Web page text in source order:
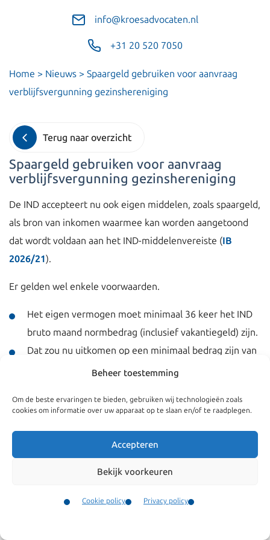
Beheer toestemming
Om de beste ervaringen te bieden, gebruiken wij technologieën zoals
cookies om informatie over uw apparaat op te slaan en/of te raadplegen.
Accepteren
Bekijk voorkeuren
Cookie policy Privacy policy
info@kroesadvocaten.nl
+31 20 520 7050
Home > Nieuws > Spaargeld gebruiken voor aanvraag
verblijfsvergunning gezinshereniging
Terug naar overzicht
Spaargeld gebruiken voor aanvraag
verblijfsvergunning gezinshereniging
De IND accepteert nu ook eigen middelen, zoals spaargeld,
als bron van inkomen waarmee kan worden aangetoond
dat wordt voldaan aan het IND-middelenvereiste (IB
2026/21).
Er gelden wel enkele voorwaarden.
Het eigen vermogen moet minimaal 36 keer het IND
bruto maand normbedrag (inclusief vakantiegeld) zijn.
Dat zou nu uitkomen op een minimaal bedrag zijn van
Met een dergelijk bedrag wordt volgens de IND
aangetoond dat er voldoende vermogen is om in het
levensonderhoud te voorzien. Volgens de IND zal er in dat
geval geen beroep worden gedaan op de publieke
Het moet gaan om eigen vermogen dat vrij